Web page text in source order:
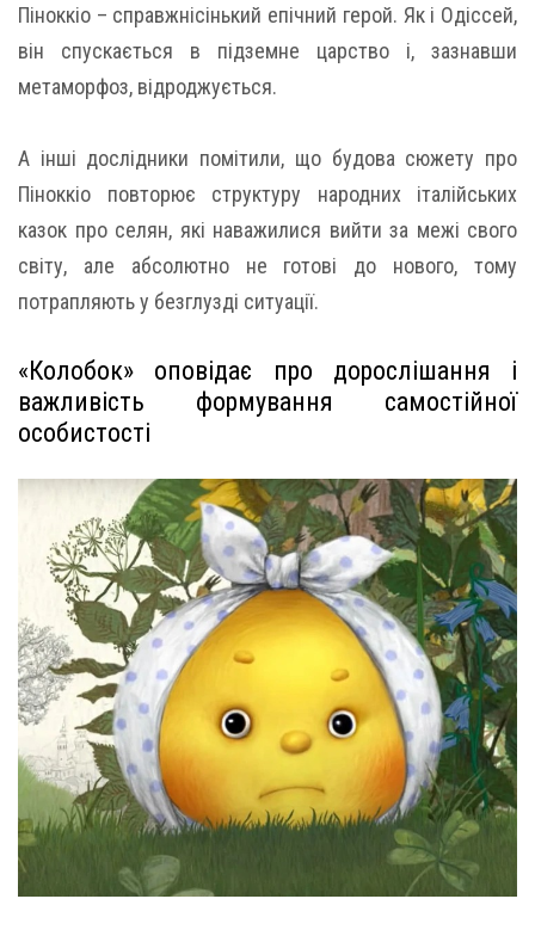
Піноккіо – справжнісінький епічний герой. Як і Одіссей,
він спускається в підземне царство і, зазнавши
метаморфоз, відроджується.
А інші дослідники помітили, що будова сюжету про
Піноккіо повторює структуру народних італійських
казок про селян, які наважилися вийти за межі свого
світу, але абсолютно не готові до нового, тому
потрапляють у безглузді ситуації.
«Колобок» оповідає про дорослішання і
важливість формування самостійної
особистості